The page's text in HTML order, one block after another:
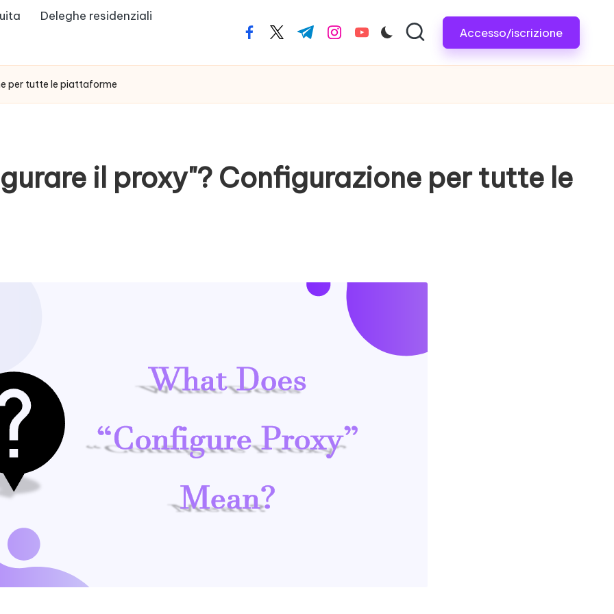
Deleghe residenziali
facebook.com
twitter.com
t.me instagram.com
youtube.com Accesso/iscrizione
per tutte le piattaforme
il proxy"? Configurazione per tutte le